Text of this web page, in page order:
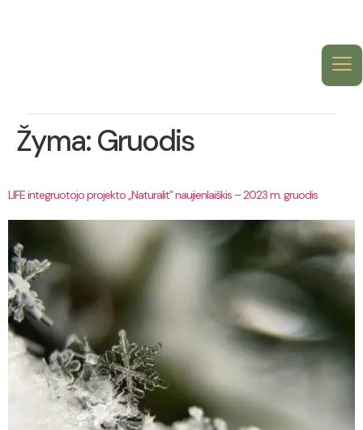
Žyma:Gruodis
LIFE integruotojo projekto „Naturalit” naujienlaiškis – 2023 m. gruodis